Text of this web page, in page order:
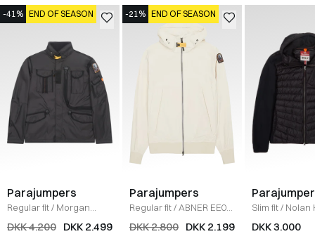
-41% END OF SEASON
Parajumpers
Regular fit/ Morgan
Spring Jakke
/ SORT
DKK 4.200 DKK 2.499
-21% END OF SEASON
Parajumpers
Regular fit/ ABNER EE01
VINDJ. / SAND
DKK 2.800 DKK 2.199
Slim fit/ Nolan
Sweatshirt
DKK 3.000